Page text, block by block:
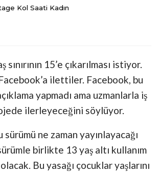
Kol Saati Kadın
sınırının 15’e çıkarılması istiyor.
ilettiler. Facebook, bu
yapmadı ama uzmanlarla iş
ilerleyeceğini söylüyor.
sürümü ne zaman yayınlayacağı
birlikte 13 yaş altı kullanım
Bu yasağı çocuklar yaşlarını